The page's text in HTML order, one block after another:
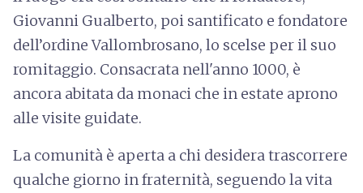
Giovanni Gualberto, poi santificato e fondatore
dell’ordine Vallombrosano, lo scelse per il suo
romitaggio. Consacrata nell'anno 1000, è
ancora abitata da monaci che in estate aprono
alle visite guidate.
La comunità è aperta a chi desidera trascorrere
qualche giorno in fraternità, seguendo la vita